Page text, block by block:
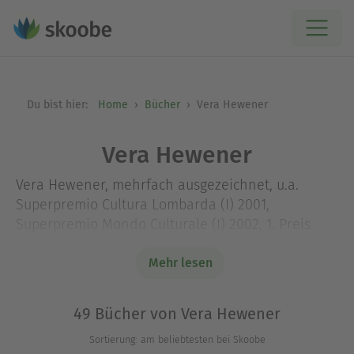
Du bist hier: Home Bücher Vera Hewener
Vera Hewener
Vera Hewener, mehrfach ausgezeichnet, u.a.
Superpremio Cultura Lombarda (I) 2001,
Grand Prix Européen de Poésie (F) 2005, Goethe
Man muss dabei ein bisschen an Tucholsky
Mehr lesen
49 Bücher von Vera Hewener
Sortierung: am beliebtesten bei Skoobe